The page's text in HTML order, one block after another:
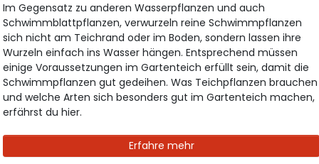
Im Gegensatz zu anderen Wasserpflanzen und auch
Schwimmblattpflanzen, verwurzeln reine Schwimmpflanzen
sich nicht am Teichrand oder im Boden, sondern lassen ihre
Wurzeln einfach ins Wasser hängen. Entsprechend müssen
einige Voraussetzungen im Gartenteich erfüllt sein, damit die
Schwimmpflanzen gut gedeihen. Was Teichpflanzen brauchen
und welche Arten sich besonders gut im Gartenteich machen,
erfährst du hier.
Erfahre mehr